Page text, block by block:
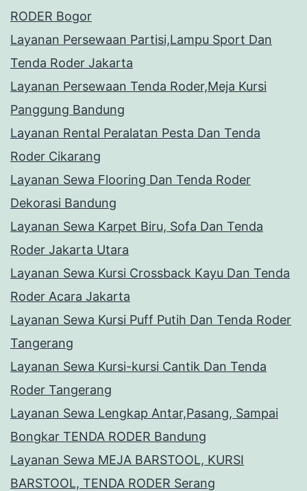
RODER Bogor
Layanan Persewaan Partisi,Lampu Sport Dan
Tenda Roder Jakarta
Layanan Persewaan Tenda Roder,Meja Kursi
Panggung Bandung
Layanan Rental Peralatan Pesta Dan Tenda
Roder Cikarang
Layanan Sewa Flooring Dan Tenda Roder
Dekorasi Bandung
Layanan Sewa Karpet Biru, Sofa Dan Tenda
Roder Jakarta Utara
Layanan Sewa Kursi Crossback Kayu Dan Tenda
Roder Acara Jakarta
Layanan Sewa Kursi Puff Putih Dan Tenda Roder
Tangerang
Layanan Sewa Kursi-kursi Cantik Dan Tenda
Roder Tangerang
Layanan Sewa Lengkap Antar,Pasang, Sampai
Bongkar TENDA RODER Bandung
Layanan Sewa MEJA BARSTOOL, KURSI
BARSTOOL, TENDA RODER Serang